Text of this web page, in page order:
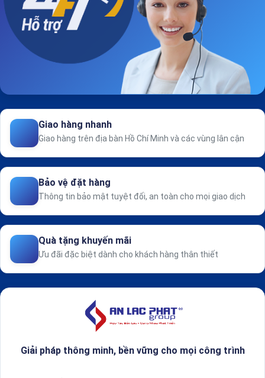
Giao hàng nhanh
Giao hàng trên địa bàn Hồ Chí Minh và các vùng lân cận
Bảo vệ đặt hàng
Thông tin bảo mật tuyệt đối, an toàn cho mọi giao dịch
Quà tặng khuyến mãi
Ưu đãi đặc biệt dành cho khách hàng thân thiết
Giải pháp thông minh, bền vững cho mọi công trình